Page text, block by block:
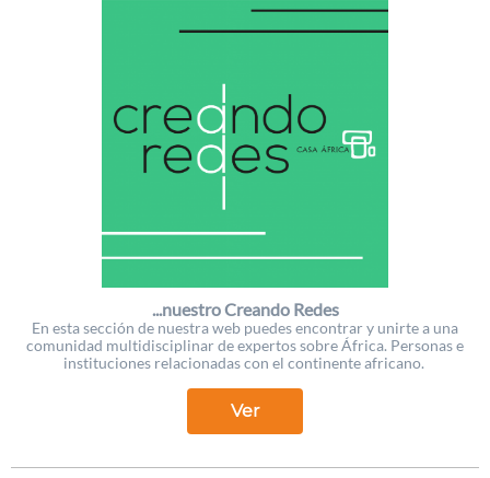
...nuestro Creando Redes
En esta sección de nuestra web puedes encontrar y unirte a una
comunidad multidisciplinar de expertos sobre África. Personas e
instituciones relacionadas con el continente africano.
Ver